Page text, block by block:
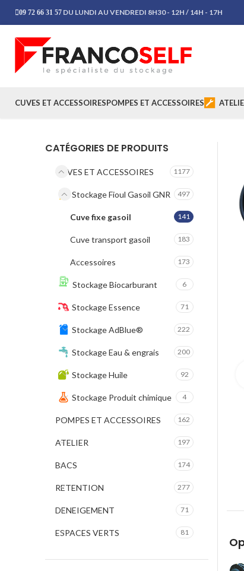
09 72 66 31 57 DU LUNDI AU VENDREDI 8H30 - 12H / 14H - 17H
CUVES ET ACCESSOIRESPOMPES ET ACCESSOIRES
CATÉGORIES DE PRODUITS
CUVES ET ACCESSOIRES 1177
Stockage Fioul Gasoil GNR 497
Cuve fixe gasoil 141
Cuve transport gasoil 183
Accessoires 173
Stockage Biocarburant 6
Stockage Essence 71
Stockage AdBlue® 222
Stockage Eau & engrais 200
Stockage Huile 92
Stockage Produit chimique 4
POMPES ET ACCESSOIRES 162
ATELIER 197
BACS 174
RETENTION 277
DENEIGEMENT 71
ESPACES VERTS 81